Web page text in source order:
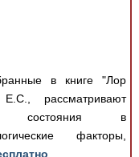
в книге "Лор
рассматривают
состояния в
факторы,